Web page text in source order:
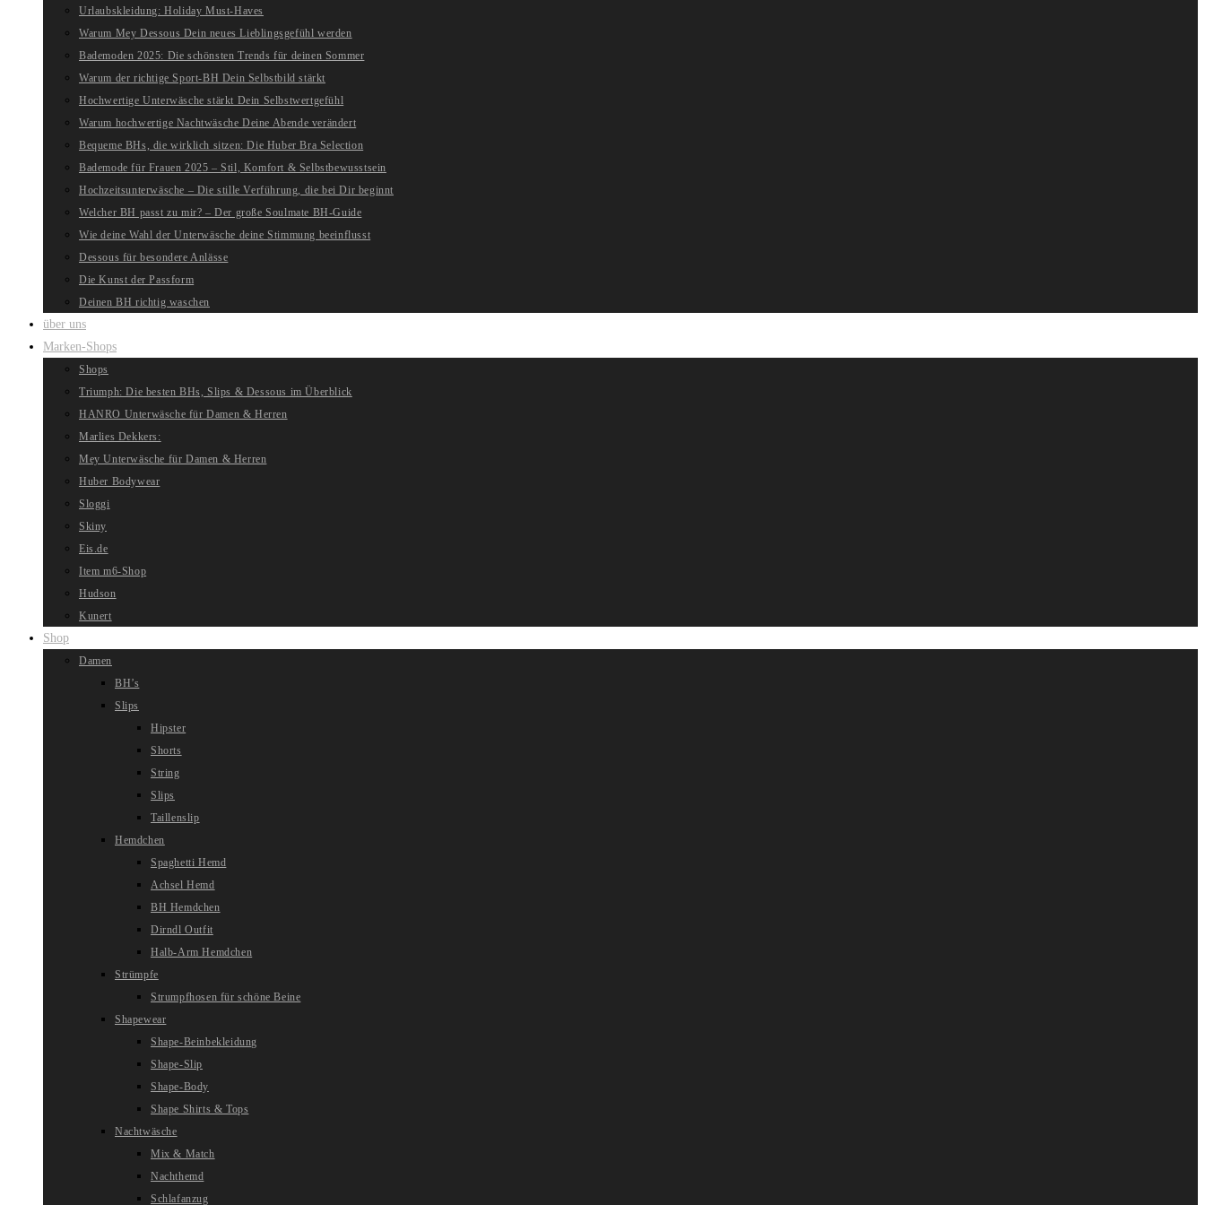
Urlaubskleidung: Holiday Must-Haves
Warum Mey Dessous Dein neues Lieblingsgefühl werden
Bademoden 2025: Die schönsten Trends für deinen Sommer
Warum der richtige Sport-BH Dein Selbstbild stärkt
Hochwertige Unterwäsche stärkt Dein Selbstwertgefühl
Warum hochwertige Nachtwäsche Deine Abende verändert
Bequeme BHs, die wirklich sitzen: Die Huber Bra Selection
Bademode für Frauen 2025 – Stil, Komfort & Selbstbewusstsein
Hochzeitsunterwäsche – Die stille Verführung, die bei Dir beginnt
Welcher BH passt zu mir? – Der große Soulmate BH-Guide
Wie deine Wahl der Unterwäsche deine Stimmung beeinflusst
Dessous für besondere Anlässe
Die Kunst der Passform
Deinen BH richtig waschen
über uns
Marken-Shops
Shops
Triumph: Die besten BHs, Slips & Dessous im Überblick
HANRO Unterwäsche für Damen & Herren
Marlies Dekkers:
Mey Unterwäsche für Damen & Herren
Huber Bodywear
Sloggi
Skiny
Eis.de
Item m6-Shop
Hudson
Kunert
Shop
Damen
BH’s
Slips
Hipster
Shorts
String
Slips
Taillenslip
Hemdchen
Spaghetti Hemd
Achsel Hemd
BH Hemdchen
Dirndl Outfit
Halb-Arm Hemdchen
Strümpfe
Strumpfhosen für schöne Beine
Shapewear
Shape-Beinbekleidung
Shape-Slip
Shape-Body
Shape Shirts & Tops
Nachtwäsche
Mix & Match
Nachthemd
Schlafanzug